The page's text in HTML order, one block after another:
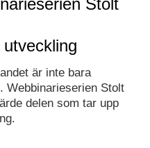
är inte bara
Webbinarieserien Stolt
delen som tar upp